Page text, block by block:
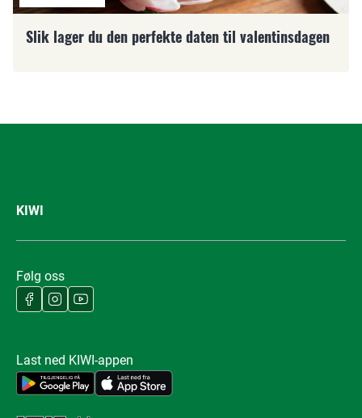
Slik lager du den perfekte daten til valentinsdagen
KIWI
Følg oss
Last ned KIWI-appen